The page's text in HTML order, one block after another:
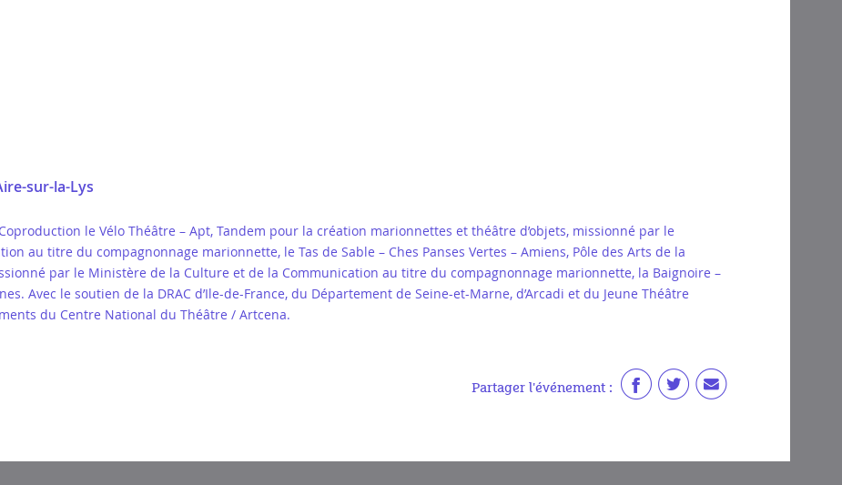
sur-la-Lys
le Vélo Théâtre – Apt, Tandem pour la création marionnettes et théâtre d’objets, missionné par le
au titre du compagnonnage marionnette, le Tas de Sable – Ches Panses Vertes – Amiens, Pôle des Arts de la
par le Ministère de la Culture et de la Communication au titre du compagnonnage marionnette, la Baignoire –
Avec le soutien de la DRAC d’Ile-de-France, du Département de Seine-et-Marne, d’Arcadi et du Jeune Théâtre
du Centre National du Théâtre / Artcena.
Partager l'événement :